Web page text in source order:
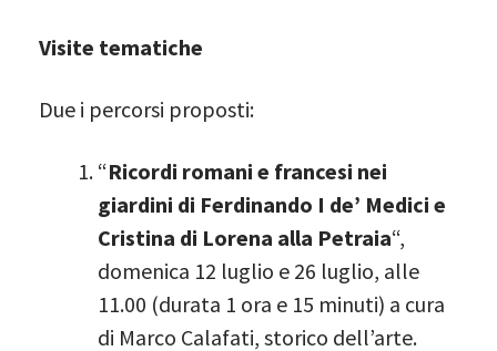
Visite tematiche
Due i percorsi proposti:
“Ricordi romani e francesi nei
giardini di Ferdinando I de’ Medici e
Cristina di Lorena alla Petraia“,
domenica 12 luglio e 26 luglio, alle
11.00 (durata 1 ora e 15 minuti) a cura
di Marco Calafati, storico dell’arte.